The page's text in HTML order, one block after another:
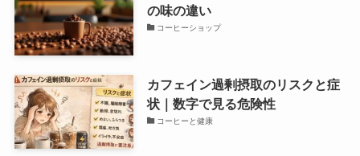
の味の違い
コーヒーショップ
カフェイン過剰摂取のリスクと症
状｜数字で見る危険性
コーヒーと健康